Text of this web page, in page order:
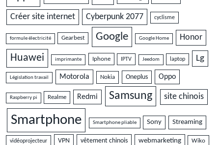
Créer site internet Cyberpunk 2077 cyclisme
formule électricité Gearbest Google Google Home Honor
Huawei imprimante Iphone IPTV Jeedom laptop Lg
Législation travail Motorola Nokia Oneplus Oppo
Raspberry pi Realme Redmi Samsung site chinois
Smartphone Smartphone pliable Sony Streaming
vidéoprojecteur VPN vêtement chinois webmarketing Wiko